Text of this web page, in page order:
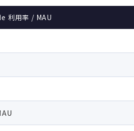
利用率 / MAU